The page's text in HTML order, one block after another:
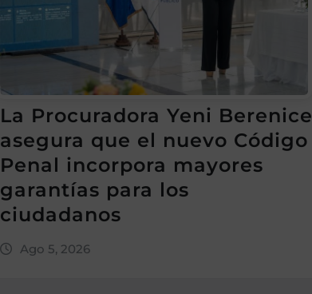
La Procuradora Yeni Berenice
asegura que el nuevo Código
Penal incorpora mayores
garantías para los
ciudadanos
Ago 5, 2026